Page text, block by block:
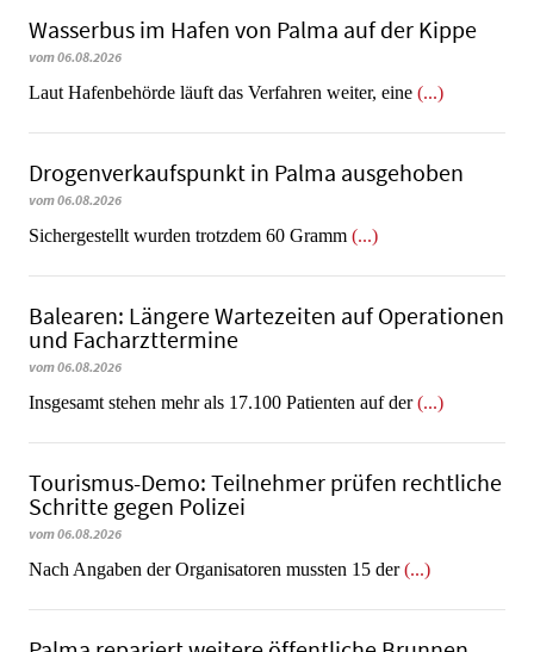
Wasserbus im Hafen von Palma auf der Kippe
vom 06.08.2026
Laut Hafenbehörde läuft das Verfahren weiter, eine (...)
Dro­gen­ver­kaufs­punkt in Palma ausgehoben
vom 06.08.2026
​​​​​​​Sichergestellt wurden trotzdem 60 Gramm (...)
Balearen: Längere Wartezeiten auf Operationen
und Facharzttermine
vom 06.08.2026
Insgesamt stehen mehr als 17.100 Patienten auf der(...)
Tourismus-Demo: Teilnehmer prüfen rechtliche
Schritte gegen Polizei
vom 06.08.2026
Nach Angaben der Organisatoren mussten 15 der(...)